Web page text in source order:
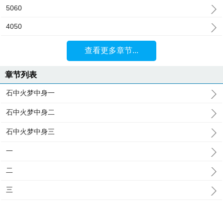
5060
4050
查看更多章节...
章节列表
石中火梦中身一
石中火梦中身二
石中火梦中身三
一
二
三